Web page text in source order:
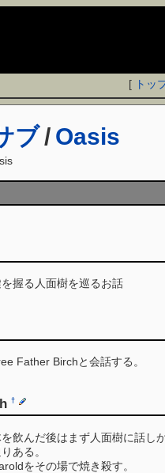
[ トッ
ブ / Oasis
握る人面樹を巡るお話
Father Birchと会話する。
†
飲んだ後はまず人面樹に話し
ある。
をその場で焼き殺す。